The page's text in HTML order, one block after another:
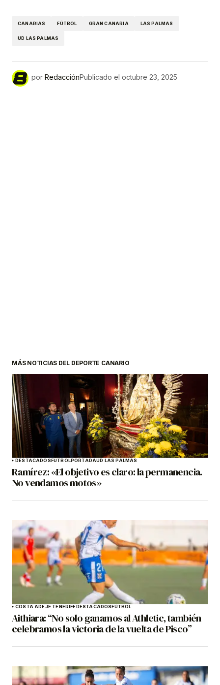
CANARIAS FÚTBOL GRAN CANARIA LAS PALMAS
UD LAS PALMAS
por RedacciónPublicado el octubre 23, 2025
MÁS NOTICIAS DEL DEPORTE CANARIO
DESTACADOSFÚTBOLPORTADAUD LAS PALMAS
Ramírez: «El objetivo es claro: la permanencia.
No vendamos motos»
COSTA ADEJE TENERIFEDESTACADOSFÚTBOL
Aithiara: “No solo ganamos al Athletic, también
celebramos la victoria de la vuelta de Pisco”